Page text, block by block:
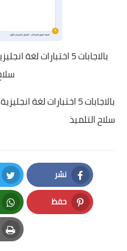
بالاجابات 5 اختبارات
بالاجابات 5 اختبارات لغة
سلاح التلميذ
نشر
Facebook
حفظ
Pinterest